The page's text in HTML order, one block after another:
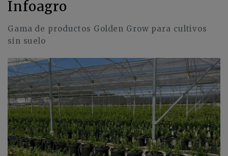
Infoagro
Gama de productos Golden Grow para cultivos
sin suelo